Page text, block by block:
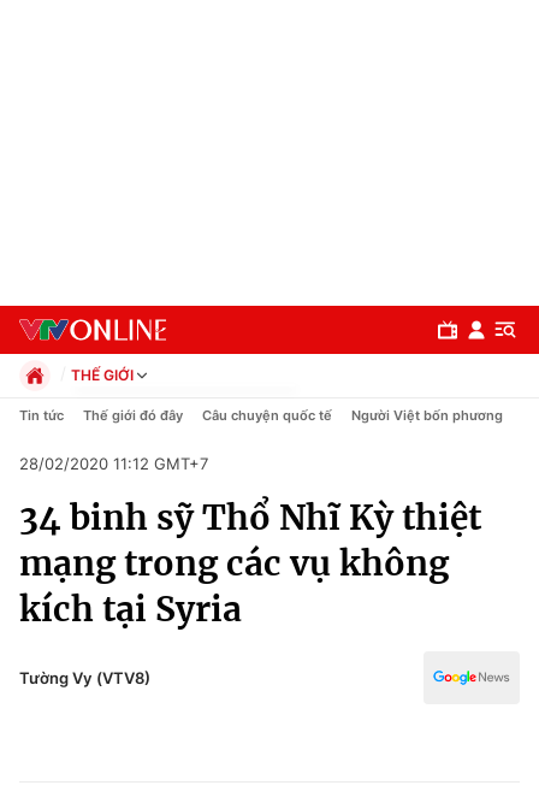
Chuyên mục
Xã hội
Pháp luật
THẾ GIỚI
Chính trị
Pháp luật
Kinh tế
Thể thao
Truyền hình
Văn hóa - Giải trí
Công nghệ
Tin tức Thế giới đó đây Câu chuyện quốc tế Người Việt bốn phương
28/02/2020 11:12 GMT+7
34 binh sỹ Thổ Nhĩ Kỳ thiệt
mạng trong các vụ không
kích tại Syria
Tường Vy (VTV8)